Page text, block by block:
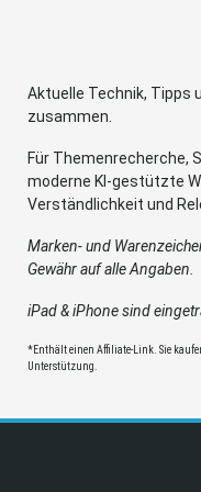
Aktuelle Technik, Tipps
zusammen.
Für Themenrecherche,
moderne KI-gestützte
Verständlichkeit und
Marken- und
Gewähr auf alle Angaben.
iPad & iPhone sind
*Enthält einen Affiliate-Link. Sie
Unterstützung.